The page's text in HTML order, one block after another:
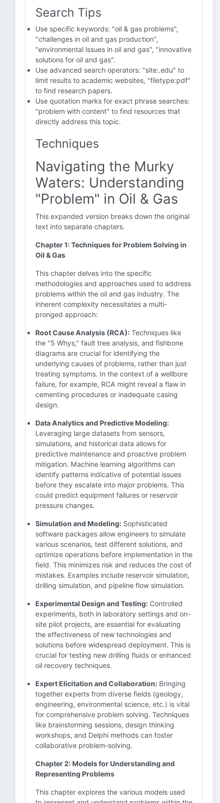
Search Tips
Use specific keywords: "oil & gas problems",
"challenges in oil and gas production",
"environmental issues in oil and gas", "innovative
solutions for oil and gas".
Use advanced search operators: "site:.edu" to
limit results to academic websites, "filetype:pdf"
to find research papers.
Use quotation marks for exact phrase searches:
"problem with content" to find resources that
directly address this topic.
Techniques
Navigating the Murky
Waters: Understanding
"Problem" in Oil & Gas
This expanded version breaks down the original
text into separate chapters.
Chapter 1: Techniques for Problem Solving in
Oil & Gas
This chapter delves into the specific
methodologies and approaches used to address
problems within the oil and gas industry. The
inherent complexity necessitates a multi-
pronged approach:
Root Cause Analysis (RCA): Techniques like
the "5 Whys," fault tree analysis, and fishbone
diagrams are crucial for identifying the
underlying causes of problems, rather than just
treating symptoms. In the context of a wellbore
failure, for example, RCA might reveal a flaw in
cementing procedures or inadequate casing
design.
Data Analytics and Predictive Modeling:
Leveraging large datasets from sensors,
simulations, and historical data allows for
predictive maintenance and proactive problem
mitigation. Machine learning algorithms can
identify patterns indicative of potential issues
before they escalate into major problems. This
could predict equipment failures or reservoir
pressure changes.
Simulation and Modeling: Sophisticated
software packages allow engineers to simulate
various scenarios, test different solutions, and
optimize operations before implementation in the
field. This minimizes risk and reduces the cost of
mistakes. Examples include reservoir simulation,
drilling simulation, and pipeline flow simulation.
Experimental Design and Testing: Controlled
experiments, both in laboratory settings and on-
site pilot projects, are essential for evaluating
the effectiveness of new technologies and
solutions before widespread deployment. This is
crucial for testing new drilling fluids or enhanced
oil recovery techniques.
Expert Elicitation and Collaboration: Bringing
together experts from diverse fields (geology,
engineering, environmental science, etc.) is vital
for comprehensive problem solving. Techniques
like brainstorming sessions, design thinking
workshops, and Delphi methods can foster
collaborative problem-solving.
Chapter 2: Models for Understanding and
Representing Problems
This chapter explores the various models used